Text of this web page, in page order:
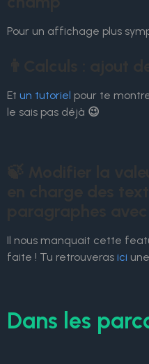
Pour un affichage plus
Et un tutoriel pour te
le sais pas déjà 😉
Il nous manquait cette
faite ! Tu retrouveras ici
Dans les